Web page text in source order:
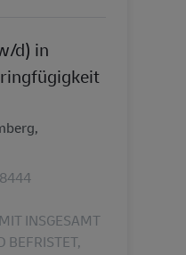
d) in
INSGESAMT
BEFRISTET,